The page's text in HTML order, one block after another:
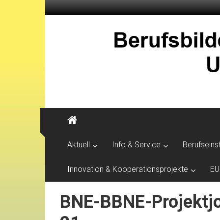
Aktuell Info & Service
Innovation & Kooperationsprojekte
BNE-BBNE-